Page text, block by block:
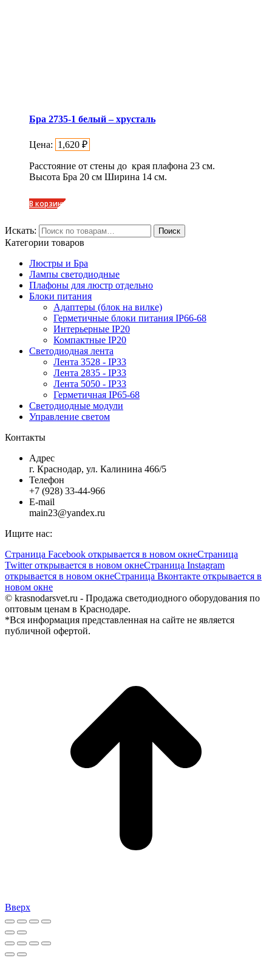
Бра 2735-1 белый – хрусталь
Цена: 1,620 ₽
Расстояние от стены до края плафона 23 см.
Высота Бра 20 см Ширина 14 см.
В корзину
Искать: Поиск
Категории товаров
Люстры и Бра
Лампы светодиодные
Плафоны для люстр отдельно
Блоки питания
Адаптеры (блок на вилке)
Герметичные блоки питания IP66-68
Интерьерные IP20
Компактные IP20
Светодиодная лента
Лента 3528 - IP33
Лента 2835 - IP33
Лента 5050 - IP33
Герметичная IP65-68
Светодиодные модули
Управление светом
Контакты
Адрес
г. Краснодар, ул. Калинина 466/5
Телефон
+7 (928) 33-44-966
E-mail
main23@yandex.ru
Ищите нас:
Страница Facebook открывается в новом окнеСтраница
Twitter открывается в новом окнеСтраница Instagram
открывается в новом окнеСтраница Вконтакте открывается в
новом окне
© krasnodarsvet.ru - Продажа светодиодного оборудования по
оптовым ценам в Краснодаре.
*Вся информация представленная на сайте не является
публичной офертой.
Вверх